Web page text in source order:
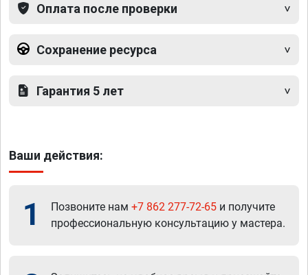
Оплата после проверки
Сохранение ресурса
Гарантия 5 лет
Ваши действия:
1 Позвоните нам +7 862 277-72-65 и получите
профессиональную консультацию у мастера.